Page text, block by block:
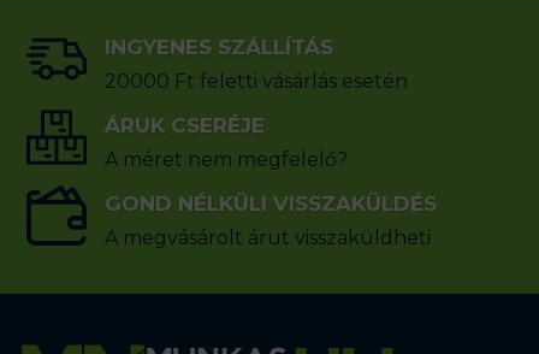
INGYENES SZÁLLÍTÁS
20000 Ft feletti vásárlás esetén
ÁRUK CSERÉJE
A méret nem megfelelő?
GOND NÉLKÜLI VISSZAKÜLDÉS
A megvásárolt árut visszaküldheti